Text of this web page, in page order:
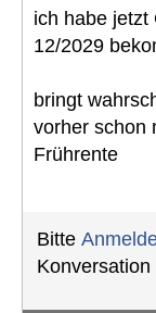
ich habe jetzt
12/2029
bringt
vorher schon
Frührente
Bitte